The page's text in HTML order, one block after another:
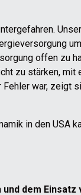
offen zu
zu stärken, mit
war, zeigt
in den USA
dem Einsatz